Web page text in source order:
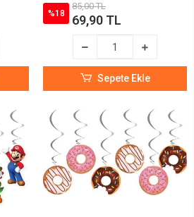
%18
85,00 TL
69,90 TL
Sepete Ekle